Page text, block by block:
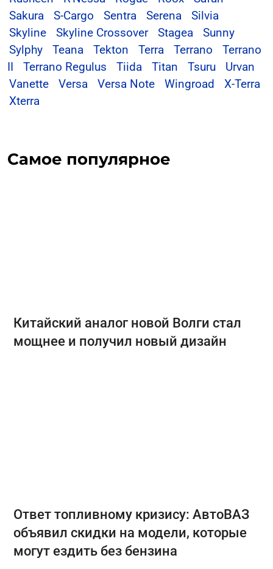
Sakura
S-Cargo Sentra Serena
Silvia
Skyline
Skyline Crossover Stagea
Sunny
Sylphy
Teana Tekton Terra Terrano
Terrano
II
Terrano Regulus Tiida Titan Tsuru
Urvan
Vanette
Versa Versa Note Wingroad
X-Terra
Xterra
Самое популярное
Китайский аналог новой Волги стал
мощнее и получил новый дизайн
Ответ топливному кризису: АвтоВАЗ
объявил скидки на модели, которые
могут ездить без бензина